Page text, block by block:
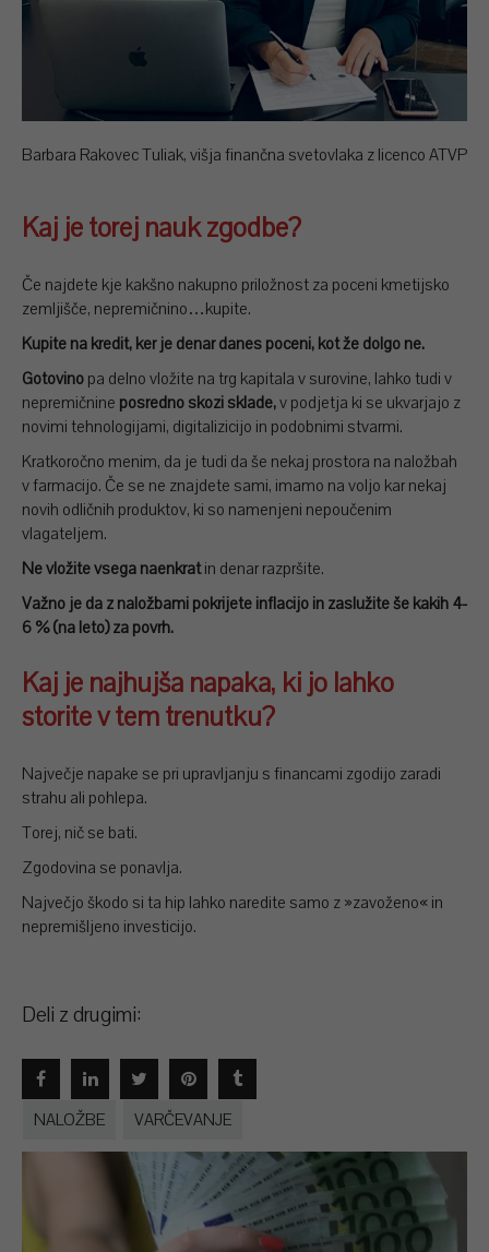
Barbara Rakovec Tuliak, višja finančna svetovlaka z licenco ATVP
Kaj je torej nauk zgodbe?
Če najdete kje kakšno nakupno priložnost za poceni kmetijsko
zemljišče, nepremičnino…kupite.
Kupite na kredit, ker je denar danes poceni, kot že dolgo ne.
Gotovino pa delno vložite na trg kapitala v surovine, lahko tudi v
nepremičnine posredno skozi sklade,v podjetja ki se ukvarjajo z
novimi tehnologijami, digitalizicijo in podobnimi stvarmi.
Kratkoročno menim, da je tudi da še nekaj prostora na naložbah
v farmacijo. Če se ne znajdete sami, imamo na voljo kar nekaj
novih odličnih produktov, ki so namenjeni nepoučenim
vlagateljem.
Ne vložite vsega naenkratin denar razpršite.
Važno je da z naložbami pokrijete inflacijo in zaslužite še kakih 4-
6 % (na leto) za povrh.
Kaj je najhujša napaka, ki jo lahko
storite v tem trenutku?
Največje napake se pri upravljanju s financami zgodijo zaradi
strahu ali pohlepa.
Torej, nič se bati.
Zgodovina se ponavlja.
Največjo škodo si ta hip lahko naredite samo z »zavoženo« in
nepremišljeno investicijo.
Deli z drugimi:
NALOŽBE VARČEVANJE